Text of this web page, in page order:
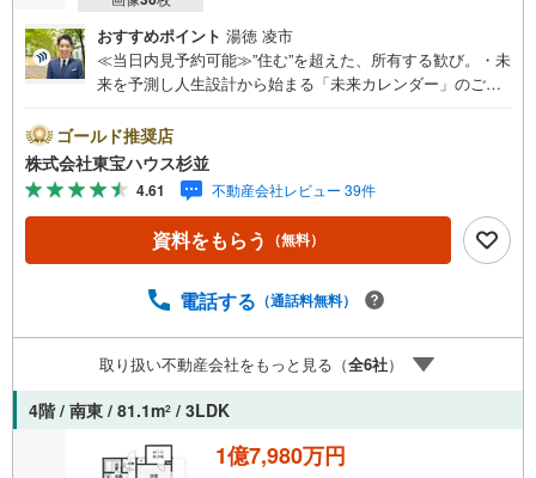
おすすめポイント 湯徳 凌市
≪当日内見予約可能≫”住む”を超えた、所有する歓び。・未
来を予測し人生設計から始まる「未来カレンダー」のご提
ン上でご提案「ミラカレクラブ」。・不動産売却時、ご自
宅を綺麗にかつ瀟洒にさせるCG加工ホームステイジングサ
ービス。・購入者様へ、税理士による確定申告の無料セミ
ナーをご招待いたします。
ゴールド推奨店
株式会社東宝ハウス杉並
4.61 不動産会社レビュー 39件
資料をもらう （無料）
電話する （通話料無料）
取り扱い不動産会社をもっと見る（全6社）
4階 / 南東 / 81.1m2 / 3LDK
1億7,980万円